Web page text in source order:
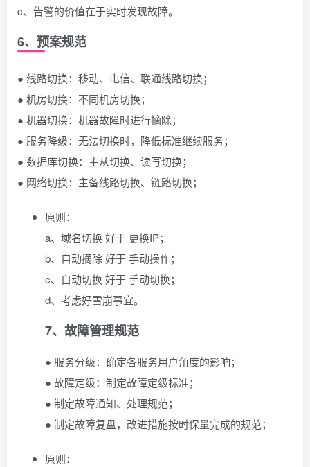
c、告警的价值在于实时发现故障。
6、预案规范
● 线路切换：移动、电信、联通线路切换；
● 机房切换：不同机房切换；
● 机器切换：机器故障时进行摘除；
● 服务降级：无法切换时，降低标准继续服务；
● 数据库切换：主从切换、读写切换；
● 网络切换：主备线路切换、链路切换；
原则：
a、域名切换 好于 更换IP；
b、自动摘除 好于 手动操作；
c、自动切换 好于 手动切换；
d、考虑好雪崩事宜。
7、故障管理规范
● 服务分级：确定各服务用户角度的影响；
● 故障定级：制定故障定级标准；
● 制定故障通知、处理规范；
● 制定故障复盘，改进措施按时保量完成的规范；
原则：